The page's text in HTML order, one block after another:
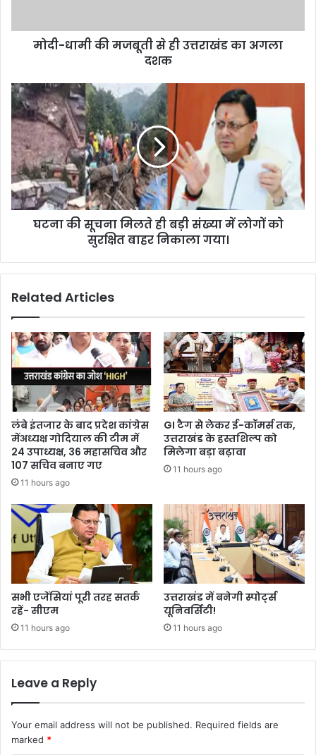
मोदी-धामी की मजबूती से ही उत्तराखंड का अगला
दशक
घटना की सूचना मिलते ही बड़ी संख्या में लोगों को
सुरक्षित बाहर निकाला गया।
Related Articles
लंबे इंतजार के बाद प्रदेश कांग्रेस
मेंअध्यक्ष गोदियाल की टीम में
24 उपाध्यक्ष, 36 महासचिव और
107 सचिव बनाए गए
11 hours ago
GI टैग से लेकर ई-कॉमर्स तक,
उत्तराखंड के हस्तशिल्प को
मिलेगा बड़ा बढ़ावा
11 hours ago
सभी एजेंसियां पूरी तरह सतर्क
रहें- सीएम
11 hours ago
उत्तराखंड में बनेगी स्पोर्ट्स
यूनिवर्सिटी!
11 hours ago
Leave a Reply
Your email address will not be published. Required fields are
marked *